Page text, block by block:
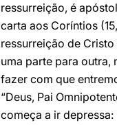
ressurreição, é
carta aos Coríntios
ressurreição de
uma parte para outra,
fazer com que
“Deus, Pai
começa a ir